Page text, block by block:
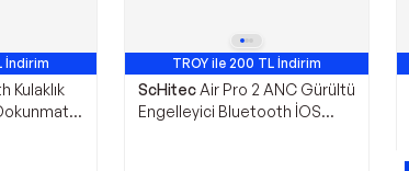
İndirim
Kulaklık
TROY ile 200 TL İndirim
ScHitec Air Pro 2 ANC Gürültü
Engelleyici Bluetooth İOS